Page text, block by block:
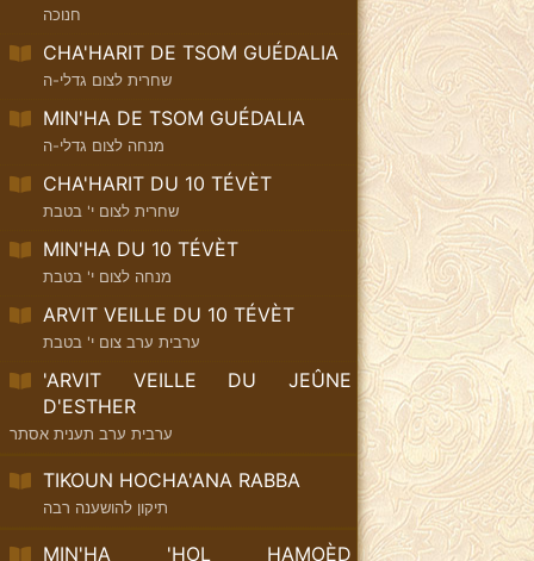
חנוכה
CHA'HARIT DE TSOM GUÉDALIA
שחרית לצום גדלי-ה
MIN'HA DE TSOM GUÉDALIA
מנחה לצום גדלי-ה
CHA'HARIT DU 10 TÉVÈT
שחרית לצום י' בטבת
MIN'HA DU 10 TÉVÈT
מנחה לצום י' בטבת
ARVIT VEILLE DU 10 TÉVÈT
ערבית ערב צום י' בטבת
'ARVIT VEILLE DU JEÛNE
D'ESTHER
ערבית ערב תענית אסתר
TIKOUN HOCHA'ANA RABBA
תיקון להושענה רבה
MIN'HA 'HOL HAMOÈD